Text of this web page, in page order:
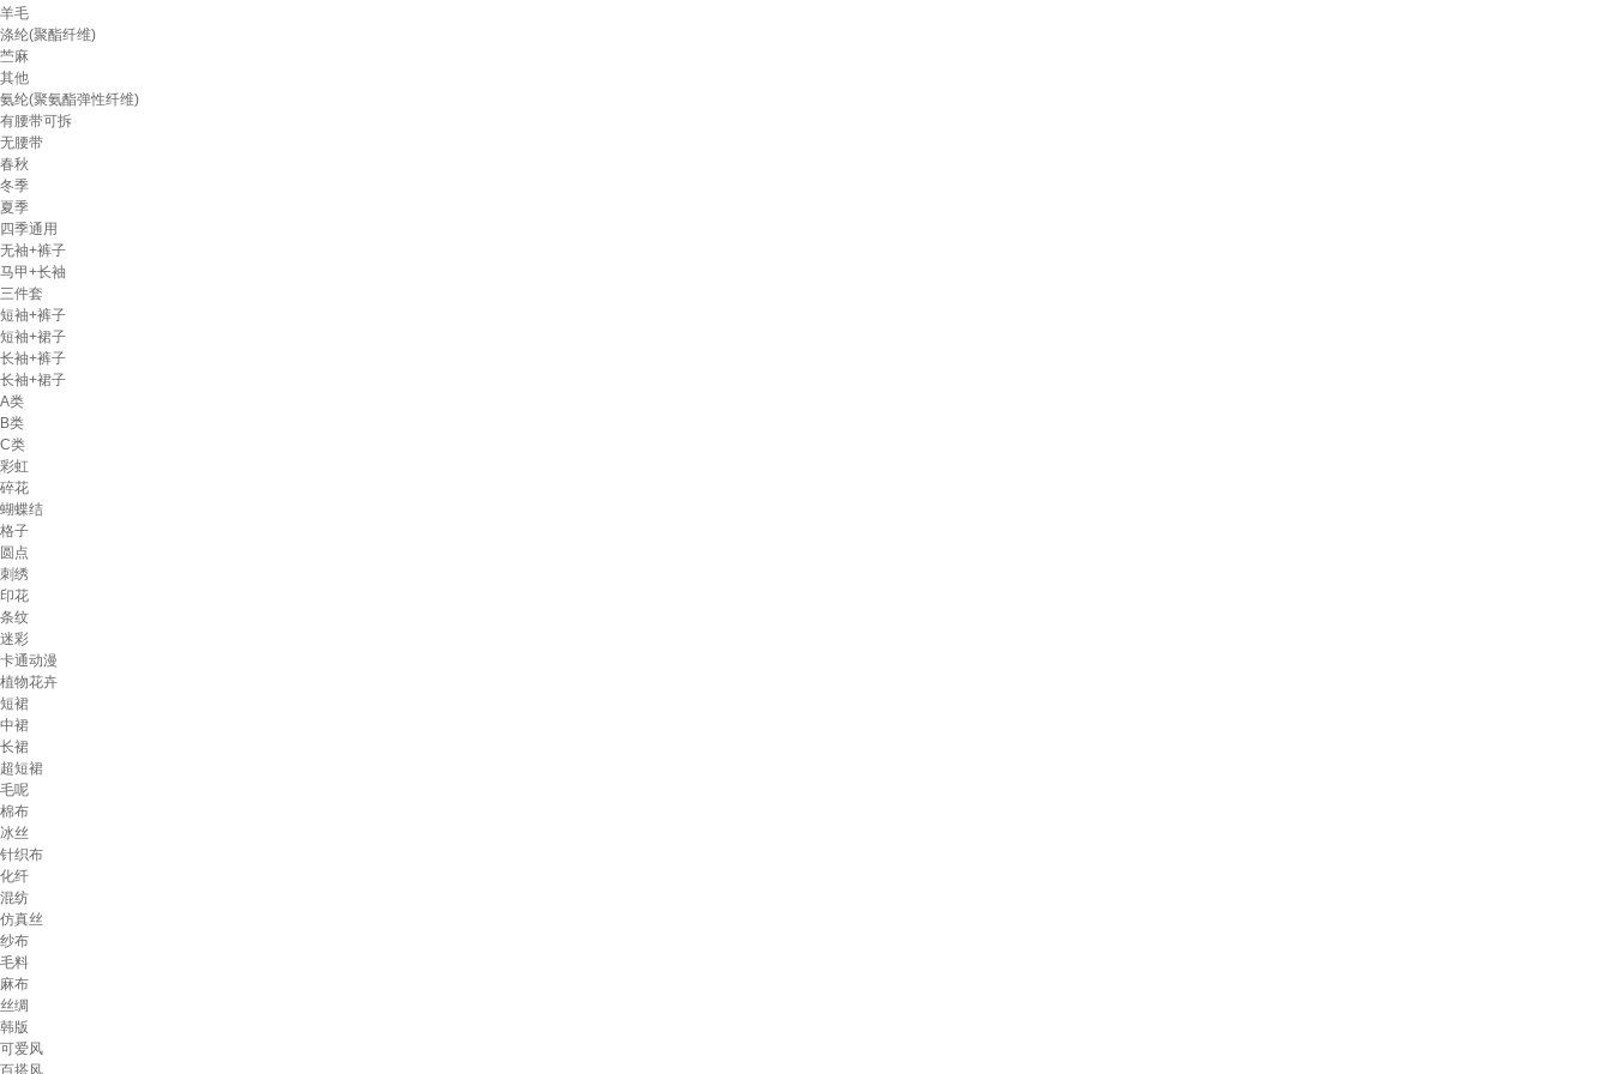
羊毛
涤纶(聚酯纤维)
苎麻
其他
氨纶(聚氨酯弹性纤维)
有腰带可拆
无腰带
春秋
冬季
夏季
四季通用
无袖+裤子
马甲+长袖
三件套
短袖+裤子
短袖+裙子
长袖+裤子
长袖+裙子
A类
B类
C类
彩虹
碎花
蝴蝶结
格子
圆点
刺绣
印花
条纹
迷彩
卡通动漫
植物花卉
短裙
中裙
长裙
超短裙
毛呢
棉布
冰丝
针织布
化纤
混纺
仿真丝
纱布
毛料
麻布
丝绸
韩版
可爱风
百搭风